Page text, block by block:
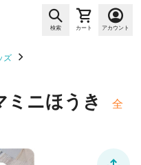
検索 カート アカウント
ズ
ミニほうき
全